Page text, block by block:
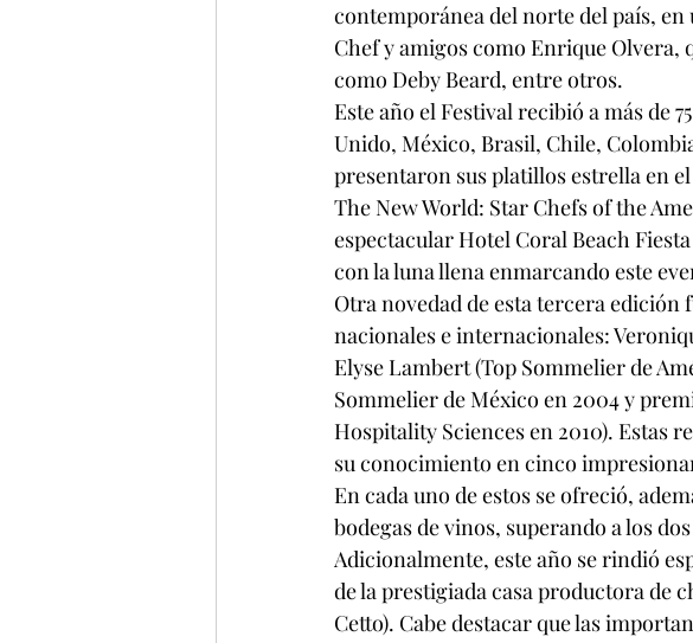
contemporánea del norte del país,
Chef y amigos como Enrique
como Deby Beard, entre otros.
Este año el Festival recibió a más de
Unido, México, Brasil, Chile,
presentaron sus platillos estrella en
The New World: Star Chefs of the
espectacular Hotel Coral Beach
con la luna llena enmarcando este
Otra novedad de esta tercera edición
nacionales e internacionales:
Elyse Lambert (Top Sommelier de
Sommelier de México en 2004 y
Hospitality Sciences en 2010). Estas
su conocimiento en cinco
En cada uno de estos se ofreció,
bodegas de vinos, superando a los
Adicionalmente, este año se rindió
de la prestigiada casa productora de
Cetto). Cabe destacar que las